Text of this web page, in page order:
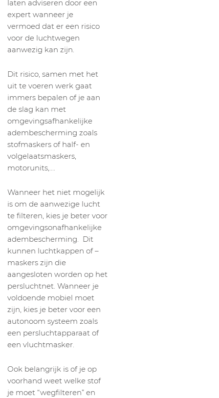
laten adviseren door een
expert wanneer je
vermoed dat er een risico
voor de luchtwegen
aanwezig kan zijn.
Dit risico, samen met het
uit te voeren werk gaat
immers bepalen of je aan
de slag kan met
omgevingsafhankelijke
adembescherming zoals
stofmaskers of half- en
volgelaatsmaskers,
motorunits,….
Wanneer het niet mogelijk
is om de aanwezige lucht
te filteren, kies je beter voor
omgevingsonafhankelijke
adembescherming. Dit
kunnen luchtkappen of –
maskers zijn die
aangesloten worden op het
persluchtnet. Wanneer je
voldoende mobiel moet
zijn, kies je beter voor een
autonoom systeem zoals
een persluchtapparaat of
een vluchtmasker.
Ook belangrijk is of je op
voorhand weet welke stof
je moet “wegfilteren” en